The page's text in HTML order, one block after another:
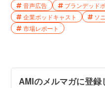
音声広告
ブランデッド
企業ポッドキャスト
ソ
市場レポート
AMIのメルマガに登録